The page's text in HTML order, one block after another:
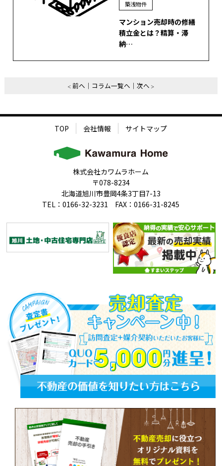
築浅物件
マンション売却時の修繕
積立金とは？精算・滞
納…
前へ コラム一覧へ 次へ
TOP 会社情報 サイトマップ
株式会社カワムラホーム
〒078-8234
北海道旭川市豊岡4条3丁目7-13
TEL：0166-32-3231 FAX：0166-31-8245